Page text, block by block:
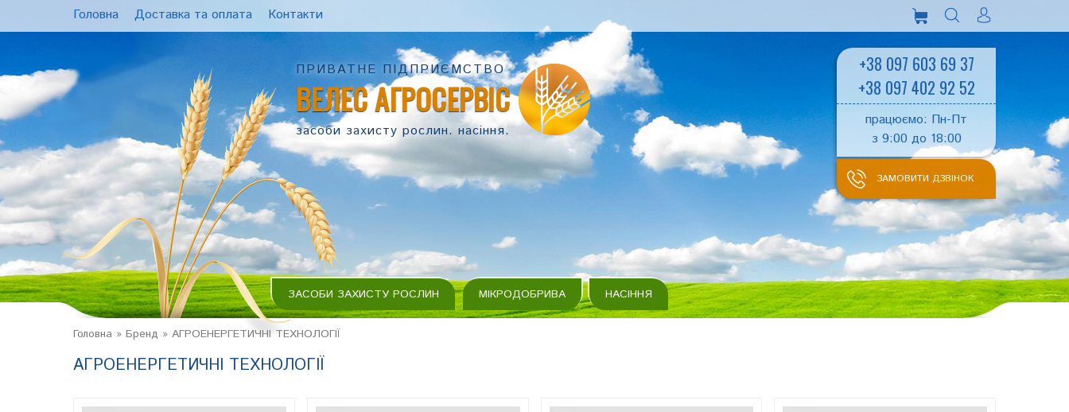
ПРИВАТНЕ ПІДПРИЄМСТВО
ВЕЛЕС АГРОСЕРВІС
засоби захисту рослин. насіння.
Головна Доставка та оплата Контакти
+38 097 603 69 37
+38 097 402 92 52
працюємо: Пн-Пт
з 9:00 до 18:00
ЗАМОВИТИ ДЗВІНОК
ЗАСОБИ ЗАХИСТУ РОСЛИН МІКРОДОБРИВА НАСІННЯ
Головна » Бренд » АГРОЕНЕРГЕТИЧНІ ТЕХНОЛОГІЇ
АГРОЕНЕРГЕТИЧНІ ТЕХНОЛОГІЇ